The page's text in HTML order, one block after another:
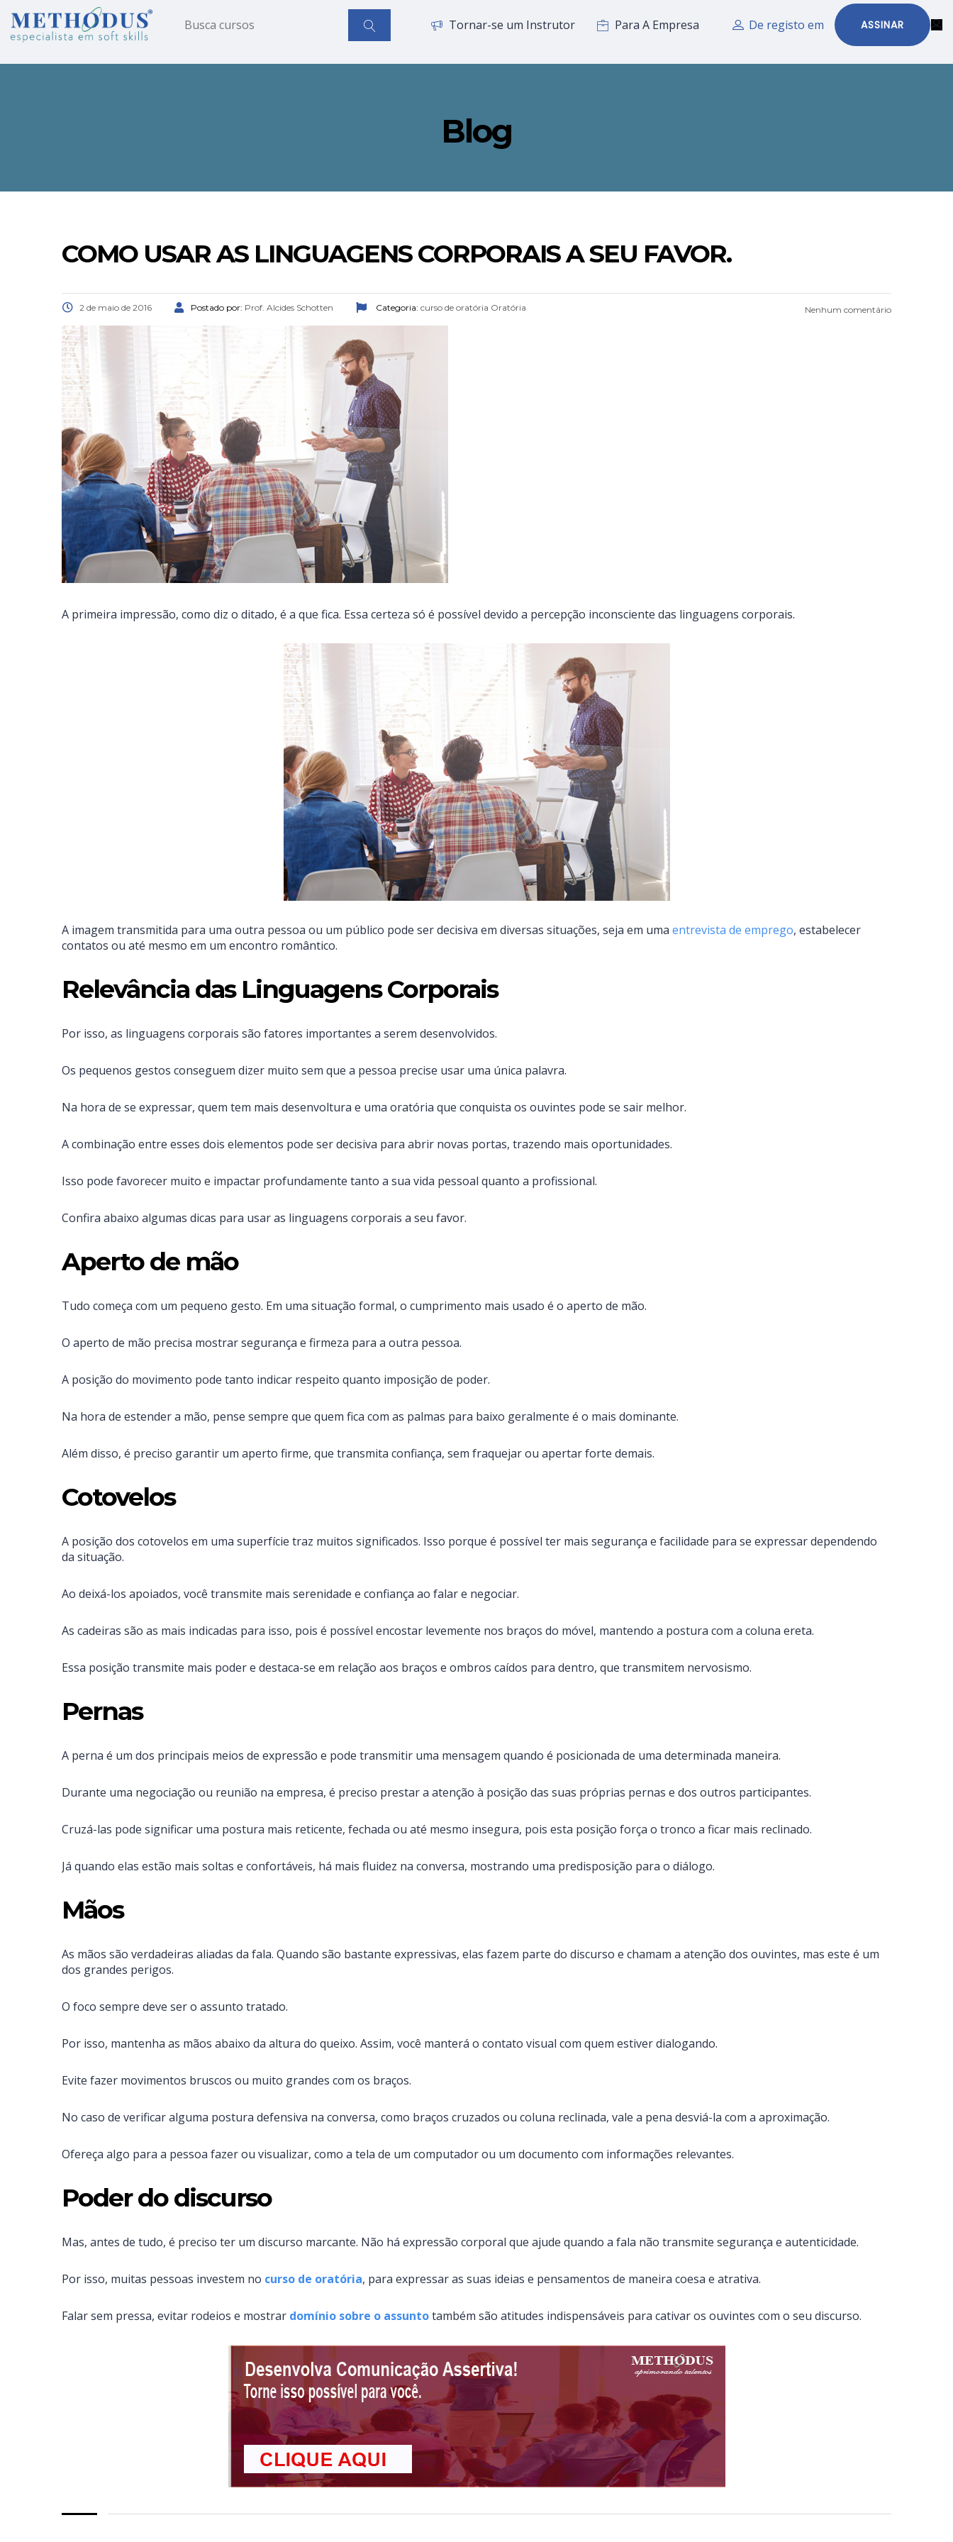
Tornar-se um Instrutor Para A Empresa De registo em ASSINAR
Blog
COMO USAR AS LINGUAGENS CORPORAIS A SEU FAVOR.
2 de maio de 2016 Postado por: Prof. Alcides Schotten Categoria: curso de oratória Oratória Nenhum comentário
A primeira impressão, como diz o ditado, é a que fica. Essa certeza só é possível devido a percepção inconsciente das linguagens corporais.
A imagem transmitida para uma outra pessoa ou um público pode ser decisiva em diversas situações, seja em uma entrevista de emprego, estabelecer
contatos ou até mesmo em um encontro romântico.
Relevância das Linguagens Corporais
Por isso, as linguagens corporais são fatores importantes a serem desenvolvidos.
Os pequenos gestos conseguem dizer muito sem que a pessoa precise usar uma única palavra.
Na hora de se expressar, quem tem mais desenvoltura e uma oratória que conquista os ouvintes pode se sair melhor.
A combinação entre esses dois elementos pode ser decisiva para abrir novas portas, trazendo mais oportunidades.
Isso pode favorecer muito e impactar profundamente tanto a sua vida pessoal quanto a profissional.
Confira abaixo algumas dicas para usar as linguagens corporais a seu favor.
Aperto de mão
Tudo começa com um pequeno gesto. Em uma situação formal, o cumprimento mais usado é o aperto de mão.
O aperto de mão precisa mostrar segurança e firmeza para a outra pessoa.
A posição do movimento pode tanto indicar respeito quanto imposição de poder.
Na hora de estender a mão, pense sempre que quem fica com as palmas para baixo geralmente é o mais dominante.
Além disso, é preciso garantir um aperto firme, que transmita confiança, sem fraquejar ou apertar forte demais.
Cotovelos
A posição dos cotovelos em uma superfície traz muitos significados. Isso porque é possível ter mais segurança e facilidade para se expressar dependendo
da situação.
Ao deixá-los apoiados, você transmite mais serenidade e confiança ao falar e negociar.
As cadeiras são as mais indicadas para isso, pois é possível encostar levemente nos braços do móvel, mantendo a postura com a coluna ereta.
Essa posição transmite mais poder e destaca-se em relação aos braços e ombros caídos para dentro, que transmitem nervosismo.
Pernas
A perna é um dos principais meios de expressão e pode transmitir uma mensagem quando é posicionada de uma determinada maneira.
Durante uma negociação ou reunião na empresa, é preciso prestar a atenção à posição das suas próprias pernas e dos outros participantes.
Cruzá-las pode significar uma postura mais reticente, fechada ou até mesmo insegura, pois esta posição força o tronco a ficar mais reclinado.
Já quando elas estão mais soltas e confortáveis, há mais fluidez na conversa, mostrando uma predisposição para o diálogo.
Mãos
As mãos são verdadeiras aliadas da fala. Quando são bastante expressivas, elas fazem parte do discurso e chamam a atenção dos ouvintes, mas este é um
dos grandes perigos.
O foco sempre deve ser o assunto tratado.
Por isso, mantenha as mãos abaixo da altura do queixo. Assim, você manterá o contato visual com quem estiver dialogando.
Evite fazer movimentos bruscos ou muito grandes com os braços.
No caso de verificar alguma postura defensiva na conversa, como braços cruzados ou coluna reclinada, vale a pena desviá-la com a aproximação.
Ofereça algo para a pessoa fazer ou visualizar, como a tela de um computador ou um documento com informações relevantes.
Poder do discurso
Mas, antes de tudo, é preciso ter um discurso marcante. Não há expressão corporal que ajude quando a fala não transmite segurança e autenticidade.
Por isso, muitas pessoas investem no curso de oratória, para expressar as suas ideias e pensamentos de maneira coesa e atrativa.
Falar sem pressa, evitar rodeios e mostrar domínio sobre o assuntotambém são atitudes indispensáveis para cativar os ouvintes com o seu discurso.